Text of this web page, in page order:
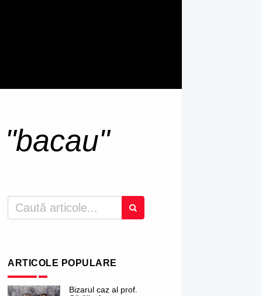
"bacau"
ARTICOLE POPULARE
Bizarul caz al prof.